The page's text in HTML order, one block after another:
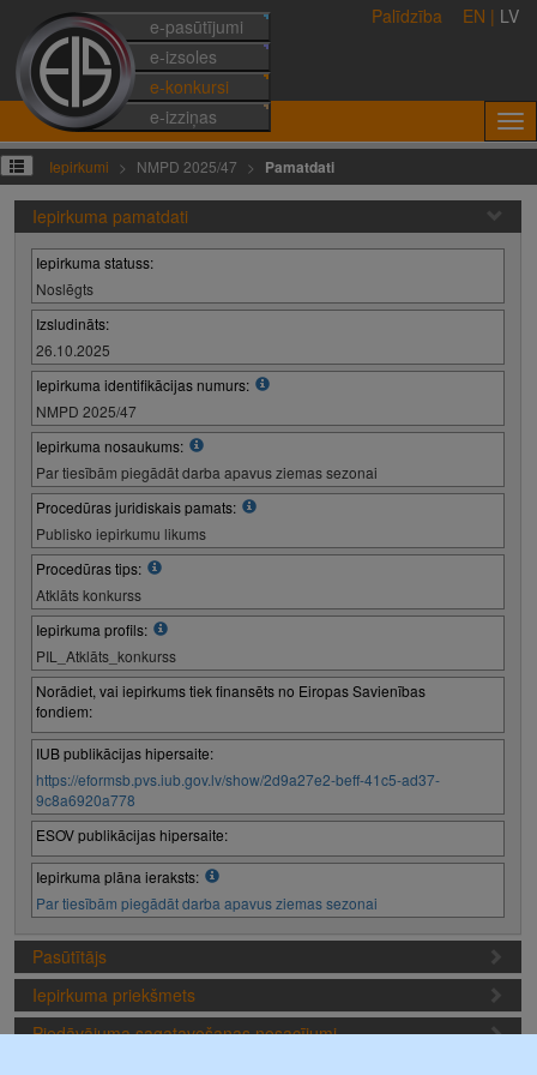
e-pasūtījumi
e-izsoles
e-konkursi
e-izziņas
Palīdzība EN | LV
Iepirkumi NMPD 2025/47 Pamatdati
Iepirkuma pamatdati
Iepirkuma statuss:
Noslēgts
Izsludināts:
26.10.2025
Iepirkuma identifikācijas numurs:
NMPD 2025/47
Iepirkuma nosaukums:
Par tiesībām piegādāt darba apavus ziemas sezonai
Procedūras juridiskais pamats:
Publisko iepirkumu likums
Procedūras tips:
Atklāts konkurss
Iepirkuma profils:
PIL_Atklāts_konkurss
Norādiet, vai iepirkums tiek finansēts no Eiropas Savienības
fondiem:
IUB publikācijas hipersaite:
https://eformsb.pvs.iub.gov.lv/show/2d9a27e2-beff-41c5-ad37-
9c8a6920a778
ESOV publikācijas hipersaite:
Iepirkuma plāna ieraksts:
Par tiesībām piegādāt darba apavus ziemas sezonai
Pasūtītājs
Iepirkuma priekšmets
Piedāvājuma sagatavošanas nosacījumi